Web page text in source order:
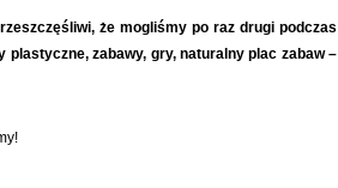
że mogliśmy po raz drugi podczas
zabawy, gry, naturalny plac zabaw –